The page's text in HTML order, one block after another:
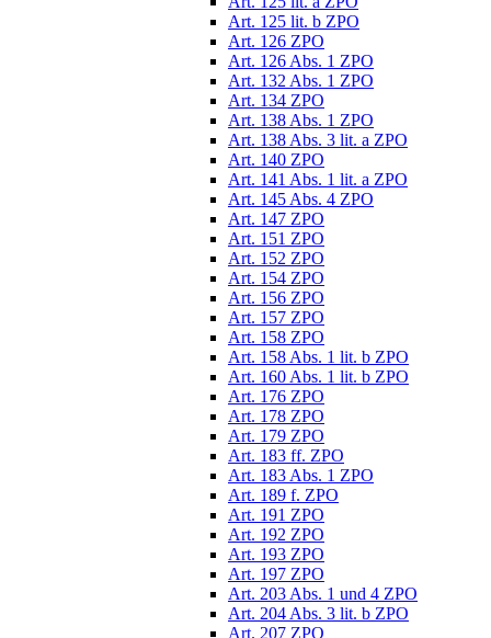
Art. 125 lit. b ZPO
Art. 126 ZPO
Art. 126 Abs. 1 ZPO
Art. 132 Abs. 1 ZPO
Art. 134 ZPO
Art. 138 Abs. 1 ZPO
Art. 138 Abs. 3 lit. a ZPO
Art. 140 ZPO
Art. 141 Abs. 1 lit. a ZPO
Art. 145 Abs. 4 ZPO
Art. 147 ZPO
Art. 151 ZPO
Art. 152 ZPO
Art. 154 ZPO
Art. 156 ZPO
Art. 157 ZPO
Art. 158 ZPO
Art. 158 Abs. 1 lit. b ZPO
Art. 160 Abs. 1 lit. b ZPO
Art. 176 ZPO
Art. 178 ZPO
Art. 179 ZPO
Art. 183 ff. ZPO
Art. 183 Abs. 1 ZPO
Art. 189 f. ZPO
Art. 191 ZPO
Art. 192 ZPO
Art. 193 ZPO
Art. 197 ZPO
Art. 203 Abs. 1 und 4 ZPO
Art. 204 Abs. 3 lit. b ZPO
Art. 207 ZPO